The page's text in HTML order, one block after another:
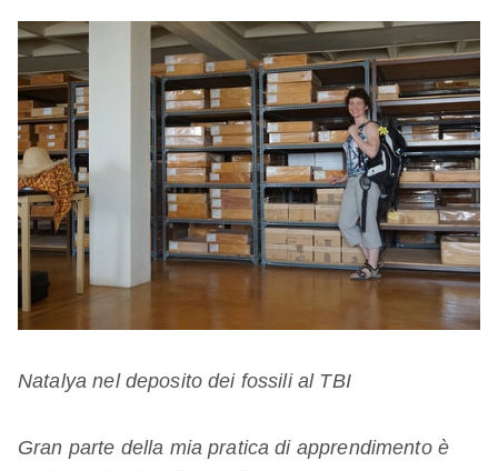
Natalya nel deposito dei fossili al TBI
Gran parte della mia pratica di apprendimento è